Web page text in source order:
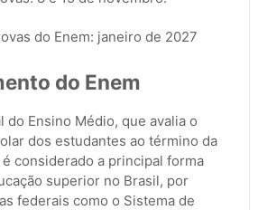
do Enem: janeiro de 2027
do Enem
do Ensino Médio, que avalia o
dos estudantes ao término da
considerado a principal forma
superior no Brasil, por
federais como o Sistema de